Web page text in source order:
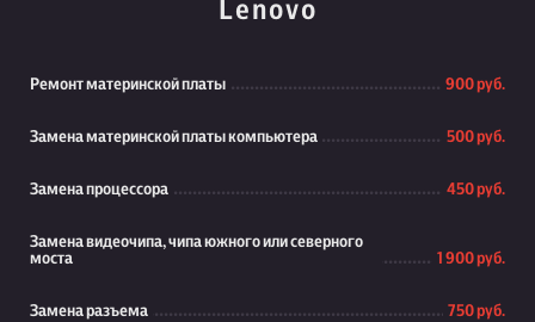
Lenovo
Ремонт материнской платы 900 руб.
Замена материнской платы компьютера 500 руб.
Замена процессора 450 руб.
Замена видеочипа, чипа южного или северного
моста
1 900 руб.
Замена разъема 750 руб.